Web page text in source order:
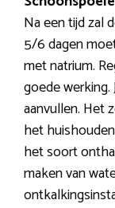
Na een tijd zal
5/6 dagen
met natrium.
goede
aanvullen. Het
het
het soort
maken van